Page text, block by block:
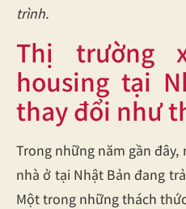
trình.
Thị trường
housing tại
thay đổi như
Trong những năm gần
nhà ở tại Nhật Bản đang
Một trong những thách